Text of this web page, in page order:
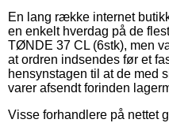
En lang række internet
en enkelt hverdag på de
TØNDE 37 CL (6stk), men
at ordren indsendes før et
hensynstagen til at de med
varer afsendt forinden
Visse forhandlere på nettet